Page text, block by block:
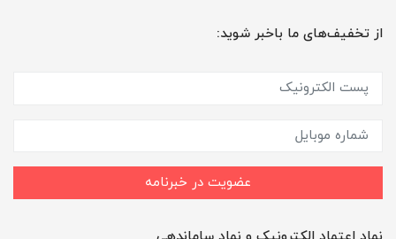
از تخفیف‌های ما باخبر شوید:
عضویت در خبرنامه